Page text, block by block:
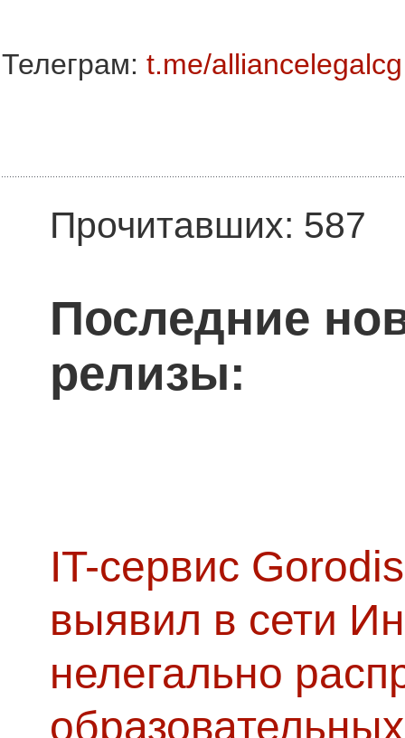
Телеграм: t.me/alliancelegalcg
Прочитавших: 587
Последние
релизы:
IT-сервис
выявил в сети
нелегально